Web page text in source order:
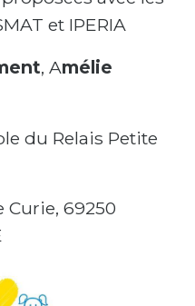
et IPERIA
, Amélie
du Relais Petite
Curie, 69250